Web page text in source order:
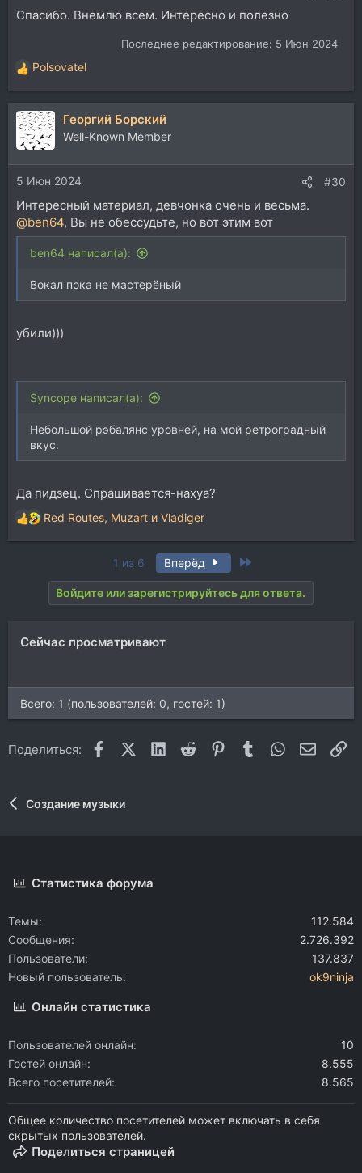
Спасибо. Внемлю всем. Интересно и полезно
Последнее редактирование: 5 Июн 2024
Р
е
а
к
ц
и
и
:
Polsovatel
Георгий Борский
Well-Known Member
5 Июн 2024 #30
Интересный материал, девчонка очень и весьма.
@ben64, Вы не обессудьте, но вот этим вот
ben64 написал(а):
Вокал пока не мастерёный
убили)))
Syncope написал(а):
Небольшой рэбалянс уровней, на мой ретроградный
вкус.
Да пидзец. Спрашивается-нахуа?
Р
е
Red Routes, Muzart и Vladiger
1 из 6 Вперёд
Войдите или зарегистрируйтесь для ответа.
Сейчас просматривают
Всего: 1 (пользователей: 0, гостей: 1)
Поделиться: FacebookX (Twitter)
LinkedIn
Reddit Pinterest
Tumblr WhatsApp
Создание музыки
Статистика форума
Темы
112.584
Сообщения
2.726.392
Пользователи
137.837
Новый пользователь
ok9ninja
Онлайн статистика
Пользователей онлайн
10
Гостей онлайн
8.555
Всего посетителей
8.565
Общее количество посетителей может включать в себя
скрытых пользователей.
Поделиться страницей